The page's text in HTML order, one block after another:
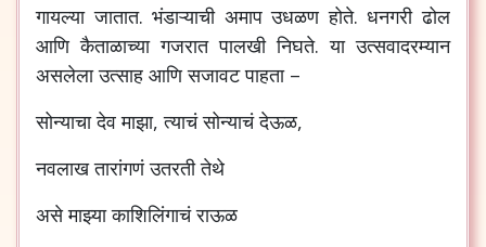
गायल्या जातात.भंडाऱ्याची अमाप उधळण होते.धनगरी ढोल
आणि कैताळाच्या गजरात पालखी निघते.या उत्सवादरम्यान
असलेला उत्साह आणि सजावट पाहता–
सोन्याचा देव माझा,त्याचं सोन्याचं देऊळ,
नवलाख तारांगणं उतरती तेथे
असे माझ्या काशिलिंगाचं राऊळ